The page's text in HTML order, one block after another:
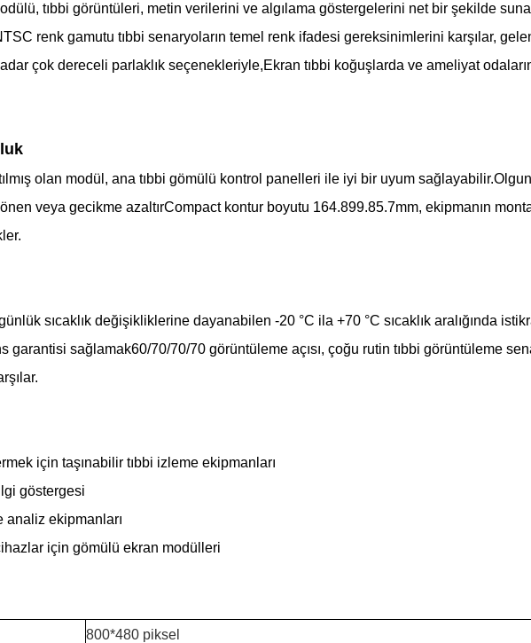
tıbbi görüntüleri, metin verilerini ve algılama göstergelerini net bir şekilde
renk gamutu tıbbi senaryoların temel renk ifadesi gereksinimlerini karşılar,
çok dereceli parlaklık seçenekleriyle,Ekran tıbbi koğuşlarda ve ameliyat
olan modül, ana tıbbi gömülü kontrol panelleri ile iyi bir uyum sağlayabilir.Olgun
veya gecikme azaltırCompact kontur boyutu 164.899.85.7mm, ekipmanın
sıcaklık değişikliklerine dayanabilen -20 °C ila +70 °C sıcaklık aralığında
garantisi sağlamak60/70/70/70 görüntüleme açısı, çoğu rutin tıbbi görüntüleme
için taşınabilir tıbbi izleme ekipmanları
göstergesi
analiz ekipmanları
için gömülü ekran modülleri
800*480 piksel